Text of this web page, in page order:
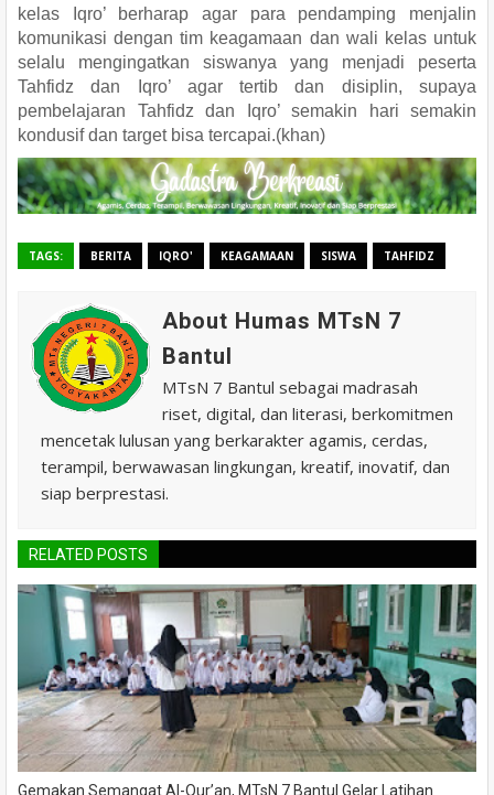
kelas Iqro’ berharap agar para pendamping menjalin
komunikasi dengan tim keagamaan dan wali kelas untuk
selalu mengingatkan siswanya yang menjadi peserta
Tahfidz dan Iqro’ agar tertib dan disiplin, supaya
pembelajaran Tahfidz dan Iqro’ semakin hari semakin
kondusif dan target bisa tercapai.(khan)
TAGS: BERITA IQRO' KEAGAMAAN SISWA TAHFIDZ
About Humas MTsN 7
Bantul
MTsN 7 Bantul sebagai madrasah
riset, digital, dan literasi, berkomitmen
mencetak lulusan yang berkarakter agamis, cerdas,
terampil, berwawasan lingkungan, kreatif, inovatif, dan
siap berprestasi.
RELATED POSTS
Gemakan Semangat Al-Qur’an, MTsN 7 Bantul Gelar Latihan